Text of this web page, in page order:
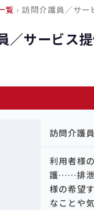
覧 › 訪問介護員／サー
／サービス
訪問介護
利用者様
護……排泄
様の希望
なことや